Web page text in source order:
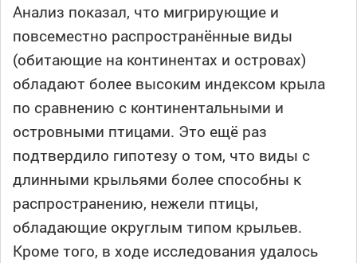
Анализ показал, что мигрирующие и
повсеместно распространённые виды
(обитающие на континентах и островах)
обладают более высоким индексом крыла
по сравнению с континентальными и
островными птицами. Это ещё раз
подтвердило гипотезу о том, что виды с
длинными крыльями более способны к
распространению, нежели птицы,
обладающие округлым типом крыльев.
Кроме того, в ходе исследования удалось